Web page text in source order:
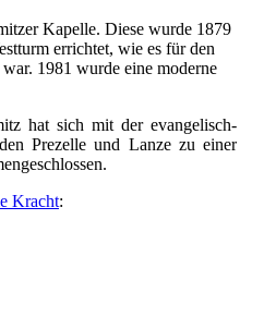
Kapelle. Diese wurde 1879
errichtet, wie es für den
1981 wurde eine moderne
hat sich mit der evangelisch-
Prezelle und Lanze zu einer
Kracht: